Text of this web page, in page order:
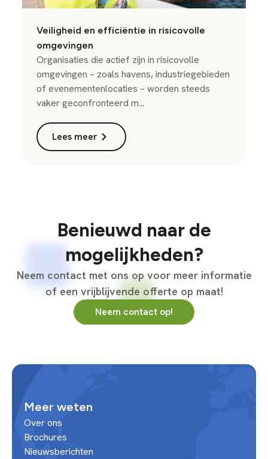
Veiligheid en efficiëntie in risicovolle
omgevingen
Organisaties die actief zijn in risicovolle
omgevingen – zoals havens, industriegebieden
of evenementenlocaties – worden steeds
vaker geconfronteerd m...
Lees meer
Benieuwd naar de
mogelijkheden?
Neem contact met ons op voor meer informatie
of een vrijblijvende offerte op maat!
Neem contact op!
Meer weten
Over ons
Brochures
Nieuwsberichten